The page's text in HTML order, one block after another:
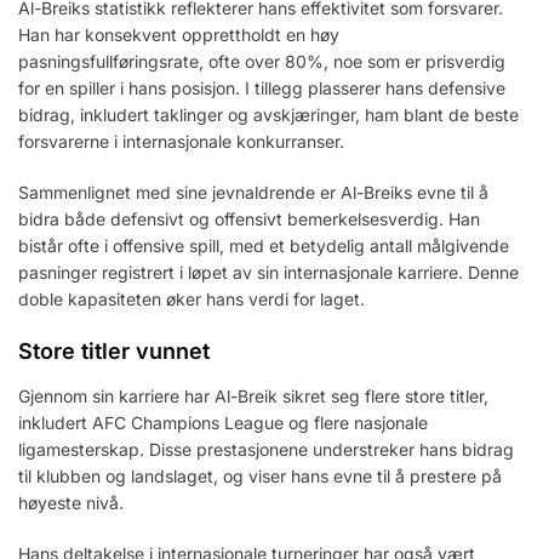
Al-Breiks statistikk reflekterer hans effektivitet som forsvarer.
Han har konsekvent opprettholdt en høy
pasningsfullføringsrate, ofte over 80%, noe som er prisverdig
for en spiller i hans posisjon. I tillegg plasserer hans defensive
bidrag, inkludert taklinger og avskjæringer, ham blant de beste
forsvarerne i internasjonale konkurranser.
Sammenlignet med sine jevnaldrende er Al-Breiks evne til å
bidra både defensivt og offensivt bemerkelsesverdig. Han
bistår ofte i offensive spill, med et betydelig antall målgivende
pasninger registrert i løpet av sin internasjonale karriere. Denne
doble kapasiteten øker hans verdi for laget.
Store titler vunnet
Gjennom sin karriere har Al-Breik sikret seg flere store titler,
inkludert AFC Champions League og flere nasjonale
ligamesterskap. Disse prestasjonene understreker hans bidrag
til klubben og landslaget, og viser hans evne til å prestere på
høyeste nivå.
Hans deltakelse i internasjonale turneringer har også vært